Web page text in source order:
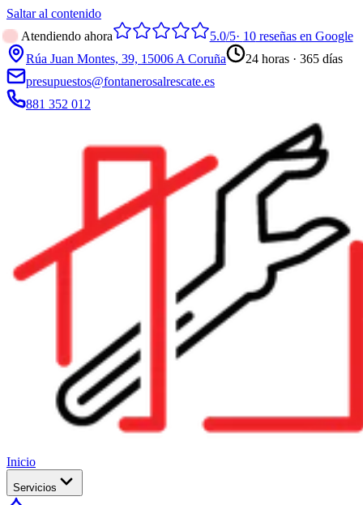
Saltar al contenido
Atendiendo ahora
5.0/5· 10reseñas en Google
Rúa Juan Montes, 39, 15006 A Coruña
24 horas · 365 días
presupuestos@fontanerosalrescate.es
881 352 012
Inicio
Servicios